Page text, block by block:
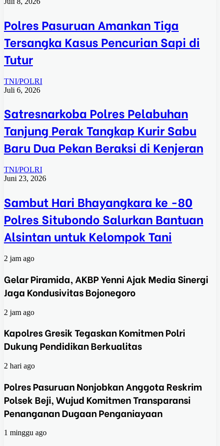
Polres Pasuruan Amankan Tiga
Tersangka Kasus Pencurian Sapi di
Tutur
TNI/POLRI
Juli 6, 2026
Satresnarkoba Polres Pelabuhan
Tanjung Perak Tangkap Kurir Sabu
Baru Dua Pekan Beraksi di Kenjeran
TNI/POLRI
Juni 23, 2026
Sambut Hari Bhayangkara ke -80
Polres Situbondo Salurkan Bantuan
Alsintan untuk Kelompok Tani
2 jam ago
Gelar Piramida, AKBP Yenni Ajak Media Sinergi
Jaga Kondusivitas Bojonegoro
2 jam ago
Kapolres Gresik Tegaskan Komitmen Polri
Dukung Pendidikan Berkualitas
2 hari ago
Polres Pasuruan Nonjobkan Anggota Reskrim
Polsek Beji, Wujud Komitmen Transparansi
Penanganan Dugaan Penganiayaan
1 minggu ago